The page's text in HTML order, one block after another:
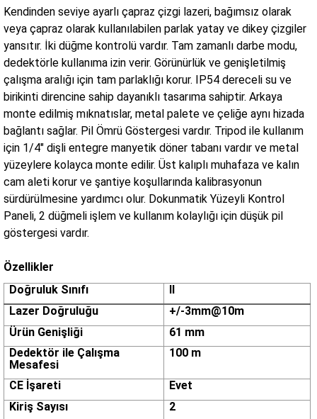
Kendinden seviye ayarlı çapraz çizgi lazeri, bağımsız olarak
veya çapraz olarak kullanılabilen parlak yatay ve dikey çizgiler
yansıtır. İki düğme kontrolü vardır. Tam zamanlı darbe modu,
dedektörle kullanıma izin verir. Görünürlük ve genişletilmiş
çalışma aralığı için tam parlaklığı korur. IP54 dereceli su ve
birikinti direncine sahip dayanıklı tasarıma sahiptir. Arkaya
monte edilmiş mıknatıslar, metal palete ve çeliğe aynı hizada
bağlantı sağlar. Pil Ömrü Göstergesi vardır. Tripod ile kullanım
için 1/4" dişli entegre manyetik döner tabanı vardır ve metal
yüzeylere kolayca monte edilir. Üst kalıplı muhafaza ve kalın
cam aleti korur ve şantiye koşullarında kalibrasyonun
sürdürülmesine yardımcı olur. Dokunmatik Yüzeyli Kontrol
Paneli, 2 düğmeli işlem ve kullanım kolaylığı için düşük pil
göstergesi vardır.
Özellikler
Doğruluk Sınıfı
II
Lazer Doğruluğu
+/-3mm@10m
Ürün Genişliği
61 mm
Dedektör ile Çalışma
Mesafesi
100 m
CE İşareti
Evet
Kiriş Sayısı
2